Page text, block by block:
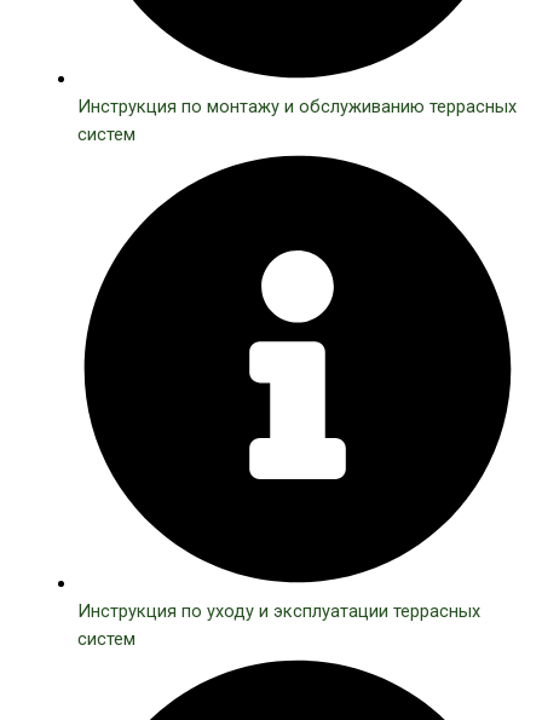
Инструкция по монтажу и обслуживанию террасных
систем
Инструкция по уходу и эксплуатации террасных
систем